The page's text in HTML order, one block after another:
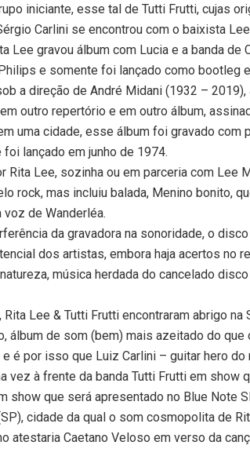
iniciante, esse tal de Tutti Frutti, cujas
Carlini se encontrou com o baixista
Lee gravou álbum com Lucia e a banda de
e somente foi lançado como bootleg
a direção de André Midani (1932 –
outro repertório e em outro álbum,
uma cidade, esse álbum foi gravado com
lançado em junho de 1974.
Rita Lee, sozinha ou em parceria com Lee
rock, mas incluiu balada, Menino bonito,
de Wanderléa.
da gravadora na sonoridade, o
dos artistas, embora haja acertos no
música herdada do cancelado
Lee & Tutti Frutti encontraram abrigo na
álbum de som (bem) mais azeitado do que
é por isso que Luiz Carlini – guitar hero
vez à frente da banda Tutti Frutti em show
show que será apresentado no Blue Note
cidade da qual o som cosmopolita de
atestaria Caetano Veloso em verso da